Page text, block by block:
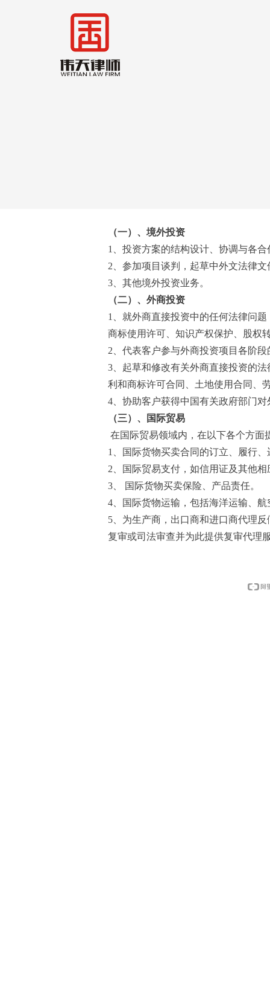
（一）、境外投资
1、投资方案的结构设计、协调与各
2、参加项目谈判，起草中外文法律
3、其他境外投资业务。
（二）、外商投资
1、就外商直接投资中的任何法律问
商标使用许可、知识产权保护、股权
2、代表客户参与外商投资项目各阶段
3、起草和修改有关外商直接投资的
利和商标许可合同、土地使用合同、
4、协助客户获得中国有关政府部门
（三）、国际贸易
在国际贸易领域内，在以下各个方面
1、国际货物买卖合同的订立、履行
2、国际贸易支付，如信用证及其他
3、 国际货物买卖保险、产品责任。
4、国际货物运输，包括海洋运输、
5、为生产商，出口商和进口商代理
复审或司法审查并为此提供复审代理